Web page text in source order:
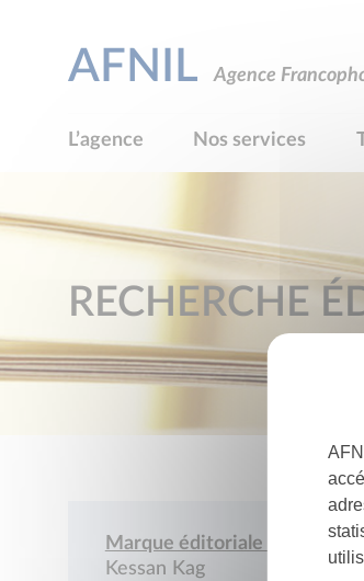
AFNIL Agence
L’agence Nos services
RECHERCHE
Marque éditoriale :
Kessan Kag